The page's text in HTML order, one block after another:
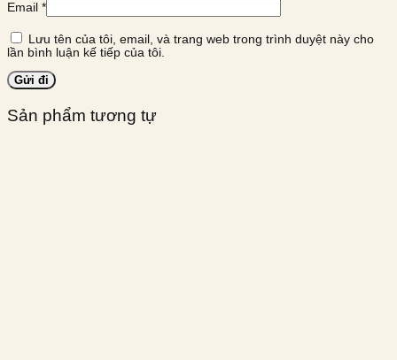
Email *
Lưu tên của tôi, email, và trang web trong trình duyệt này cho
lần bình luận kế tiếp của tôi.
Sản phẩm tương tự